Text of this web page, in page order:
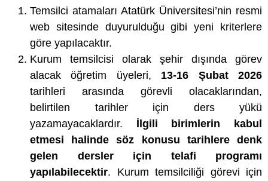
Temsilci atamaları Atatürk Üniversitesi’nin resmi
web sitesinde duyurulduğu gibi yeni kriterlere
göre yapılacaktır.
Kurum temsilcisi olarak şehir dışında görev
alacak öğretim üyeleri, 13-16 Şubat 2026
tarihleri arasında görevli olacaklarından,
belirtilen tarihler için ders yükü
yazamayacaklardır. İlgili birimlerin kabul
etmesi halinde söz konusu tarihlere denk
gelen dersler için telafi programı
yapılabilecektir. Kurum temsilciliği görevi için